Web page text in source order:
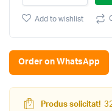
popcorn
Klarstein
(Black)
quantity
Add to wishlist
Order on WhatsApp
Produs solicitat!